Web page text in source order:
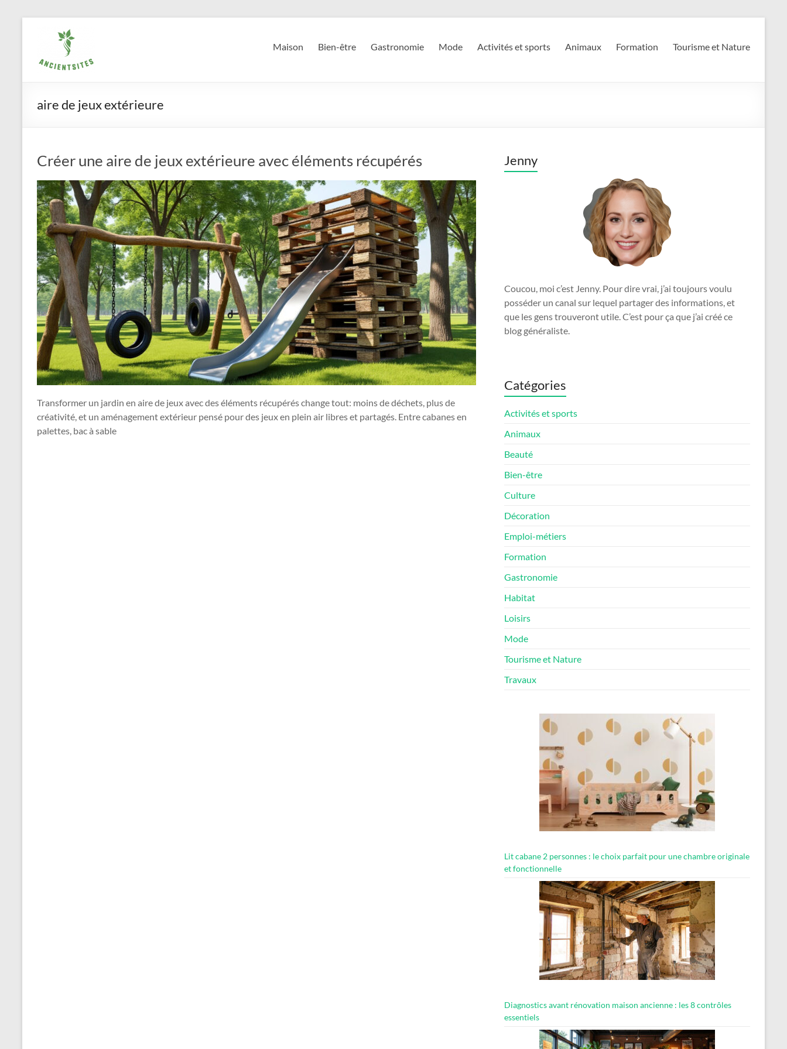
ancientsites.eu Maison Bien-être Gastronomie Mode Activités et sports Animaux Formation Tourisme et Nature
aire de jeux extérieure
Créer une aire de jeux extérieure avec éléments récupérés
Transformer un jardin en aire de jeux avec des éléments récupérés change tout: moins de déchets, plus de
créativité, et un aménagement extérieur pensé pour des jeux en plein air libres et partagés. Entre cabanes en
palettes, bac à sable
Jenny
Coucou, moi c’est Jenny. Pour dire vrai, j’ai toujours voulu
posséder un canal sur lequel partager des informations, et
que les gens trouveront utile. C’est pour ça que j’ai créé ce
blog généraliste.
Catégories
Activités et sports
Animaux
Beauté
Bien-être
Culture
Décoration
Emploi-métiers
Formation
Gastronomie
Habitat
Loisirs
Mode
Tourisme et Nature
Travaux
Lit cabane 2 personnes : le choix parfait pour une chambre originale
et fonctionnelle
Diagnostics avant rénovation maison ancienne : les 8 contrôles
essentiels